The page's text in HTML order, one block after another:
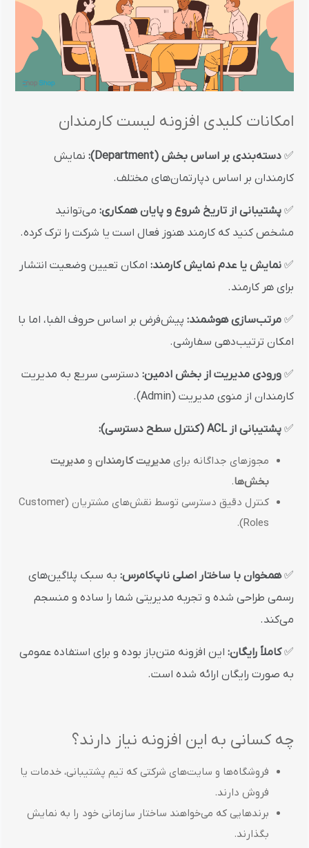
امکانات کلیدی افزونه لیست کارمندان
✅ دسته‌بندی بر اساس بخش (Department):
نمایش
کارمندان بر اساس دپارتمان‌های مختلف.
✅ پشتیبانی از تاریخ شروع و پایان همکاری: می‌توانید
مشخص کنید که کارمند هنوز فعال است یا شرکت را ترک کرده.
✅ نمایش یا عدم نمایش کارمند: امکان تعیین وضعیت انتشار
برای هر کارمند.
✅ مرتب‌سازی هوشمند: پیش‌فرض بر اساس حروف الفبا، اما با
امکان ترتیب‌دهی سفارشی.
✅ ورودی مدیریت از بخش ادمین: دسترسی سریع به مدیریت
کارمندان از منوی مدیریت (Admin).
✅ پشتیبانی از ACL (کنترل سطح دسترسی):
مجوزهای جداگانه برای مدیریت کارمندان و مدیریت
بخش‌ها.
کنترل دقیق دسترسی توسط نقش‌های مشتریان (Customer
Roles).
✅همخوان با ساختار اصلی ناپ‌کامرس: به سبک پلاگین‌های
رسمی طراحی شده و تجربه مدیریتی شما را ساده و منسجم
می‌کند.
✅کاملاً رایگان: این افزونه متن‌باز بوده و برای استفاده عمومی
به صورت رایگان ارائه شده است.
چه کسانی به این افزونه نیاز دارند؟
فروشگاه‌ها و سایت‌های شرکتی که تیم پشتیبانی، خدمات یا
فروش دارند.
برندهایی که می‌خواهند ساختار سازمانی خود را به نمایش
بگذارند.